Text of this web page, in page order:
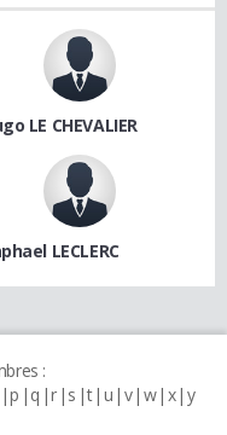
LE CHEVALIER
LECLERC
:
p q r s t u v w x y